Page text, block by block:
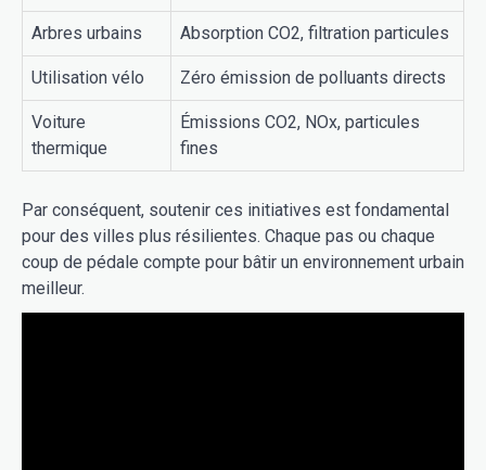
Arbres urbains Absorption CO2, filtration particules
Utilisation vélo Zéro émission de polluants directs
Voiture
thermique
Émissions CO2, NOx, particules
fines
Par conséquent, soutenir ces initiatives est fondamental
pour des villes plus résilientes. Chaque pas ou chaque
coup de pédale compte pour bâtir un environnement urbain
meilleur.